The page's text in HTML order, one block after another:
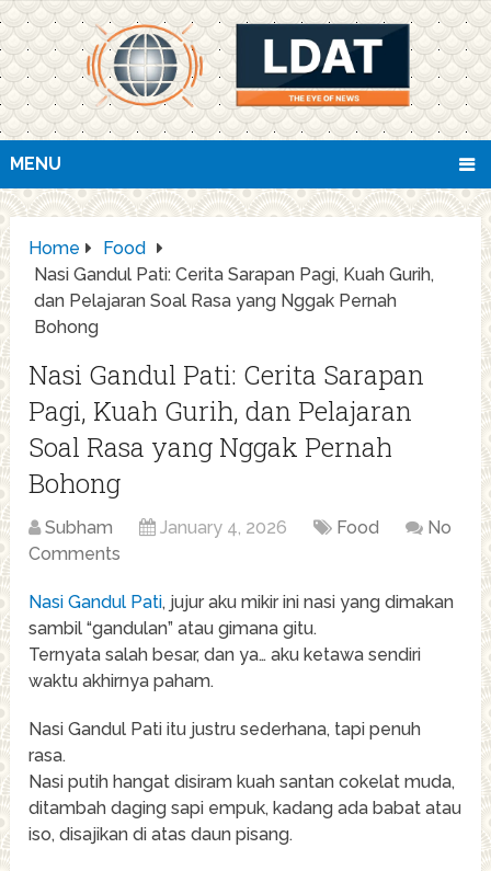
MENU
Home
Food
Nasi Gandul Pati: Cerita Sarapan Pagi, Kuah Gurih,
dan Pelajaran Soal Rasa yang Nggak Pernah
Bohong
Nasi Gandul Pati: Cerita Sarapan
Pagi, Kuah Gurih, dan Pelajaran
Soal Rasa yang Nggak Pernah
Bohong
Subham January 4, 2026 Food
No
Comments
Nasi Gandul Pati, jujur aku mikir ini nasi yang dimakan
sambil “gandulan” atau gimana gitu.
Ternyata salah besar, dan ya… aku ketawa sendiri
waktu akhirnya paham.
Nasi Gandul Pati itu justru sederhana, tapi penuh
rasa.
Nasi putih hangat disiram kuah santan cokelat muda,
ditambah daging sapi empuk, kadang ada babat atau
iso, disajikan di atas daun pisang.